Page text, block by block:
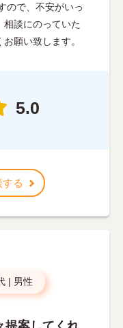
ので、不安がいっ
談にのっていた
願い致します。
5.0
る
| 男性